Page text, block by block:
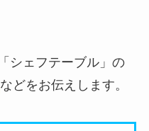
シェフテーブル」の
などをお伝えします。